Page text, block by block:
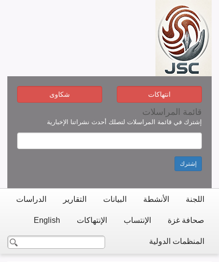
انتهاكات شكاوى
قائمة المراسلات
إشترك في قائمة المراسلات لتصلك أحدث نشراتنا الإخبارية
إشترك
اللجنة الأنشطة البيانات التقارير الدراسات
صحافة غزة الإنتساب الإنتهاكات English
المنظمات الدولية